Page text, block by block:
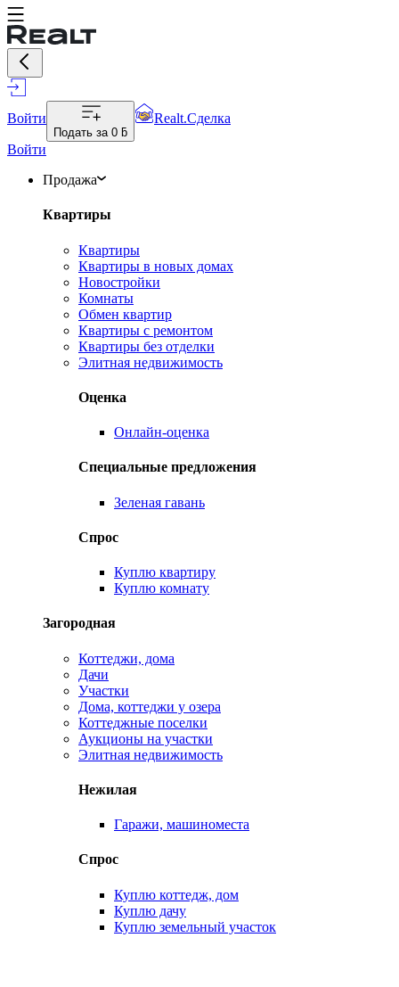
Войти
Подать за 0 ƃ
Realt.Сделка
Войти
Продажа
Квартиры
Квартиры
Квартиры в новых домах
Новостройки
Комнаты
Обмен квартир
Квартиры с ремонтом
Квартиры без отделки
Элитная недвижимость
Оценка
Онлайн-оценка
Специальные предложения
Зеленая гавань
Спрос
Куплю квартиру
Куплю комнату
Загородная
Коттеджи, дома
Дачи
Участки
Дома, коттеджи у озера
Коттеджные поселки
Аукционы на участки
Элитная недвижимость
Нежилая
Гаражи, машиноместа
Спрос
Куплю коттедж, дом
Куплю дачу
Куплю земельный участок